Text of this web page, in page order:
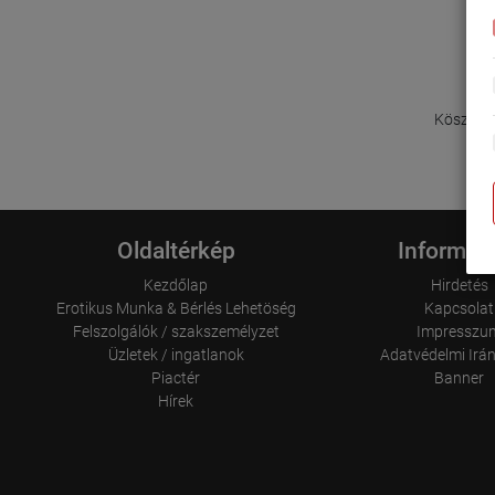
Oldaltérkép
Kezdőlap
Erotikus Munka & Bérlés Lehetöség
Felszolgálók / szakszemélyzet
Üzletek / ingatlanok
Piactér
Hírek
Hirdetés
Kapcsolat
Adatvédelmi
Banner